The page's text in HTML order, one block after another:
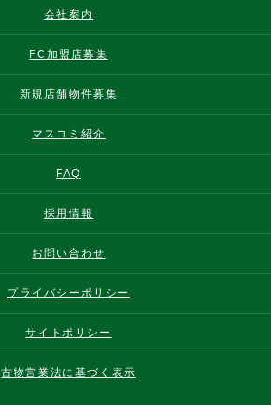
会社案内
FC加盟店募集
新規店舗物件募集
マスコミ紹介
FAQ
採用情報
お問い合わせ
プライバシーポリシー
サイトポリシー
古物営業法に基づく表示